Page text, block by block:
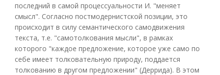
последний в самой процессуальности И. "меняет
смысл". Согласно постмодернистской позиции, это
происходит в силу семантического самодвижения
текста, т.е. "самотолкования мысли", в рамках
которого "каждое предложение, которое уже само по
себе имеет толковательную природу, поддается
толкованию в другом предложении" (Деррида). В этом